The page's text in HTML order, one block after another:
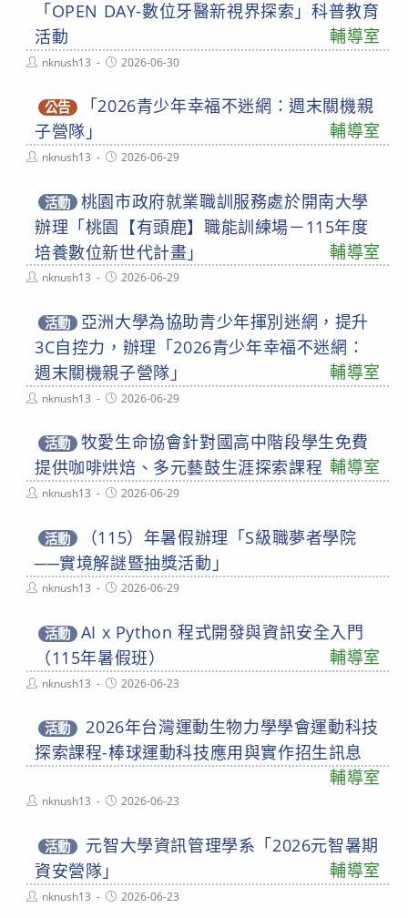
「OPEN DAY-數位牙醫新視界探索」科普教育
活動
輔導室
Postnknush13
Post2026-06-30
公告
「2026青少年幸福不迷網：週末關機親
子營隊」
輔導室
Postnknush13
Post2026-06-29
活動
桃園市政府就業職訓服務處於開南大學
辦理「桃園【有頭鹿】職能訓練場－115年度
培養數位新世代計畫」
輔導室
Postnknush13
Post2026-06-29
活動
亞洲大學為協助青少年揮別迷網，提升
3C自控力，辦理「2026青少年幸福不迷網：
週末關機親子營隊」
輔導室
Postnknush13
Post2026-06-29
活動
牧愛生命協會針對國高中階段學生免費
提供咖啡烘焙、多元藝鼓生涯探索課程 輔導室
Postnknush13
Post2026-06-29
活動
（115）年暑假辦理「S級職夢者學院
──實境解謎暨抽獎活動」
Postnknush13
Post2026-06-29
活動
AI x Python 程式開發與資訊安全入門
（115年暑假班）
輔導室
Postnknush13
Post2026-06-23
活動
2026年台灣運動生物力學學會運動科技
探索課程-棒球運動科技應用與實作招生訊息
輔導室
Postnknush13
Post2026-06-23
活動
元智大學資訊管理學系「2026元智暑期
資安營隊」
輔導室
Postnknush13
Post2026-06-23